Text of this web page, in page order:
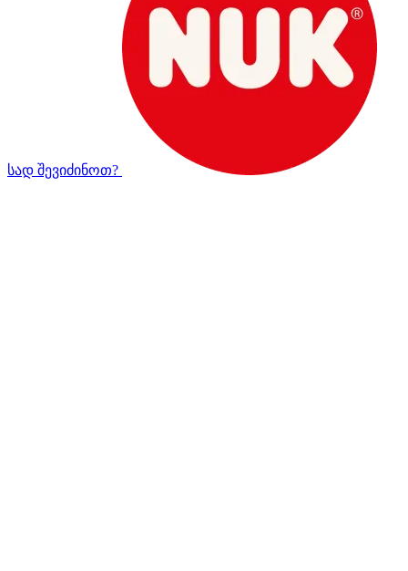
სად შევიძინოთ?